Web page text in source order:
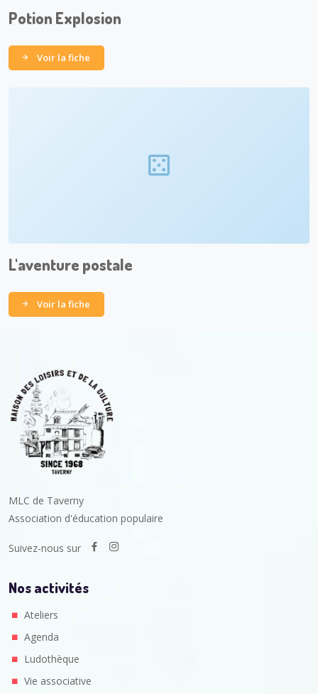
Potion Explosion
Voir la fiche
L'aventure postale
Voir la fiche
MLC de Taverny
Association d'éducation populaire
Suivez-nous sur
Nos activités
Ateliers
Agenda
Ludothèque
Vie associative